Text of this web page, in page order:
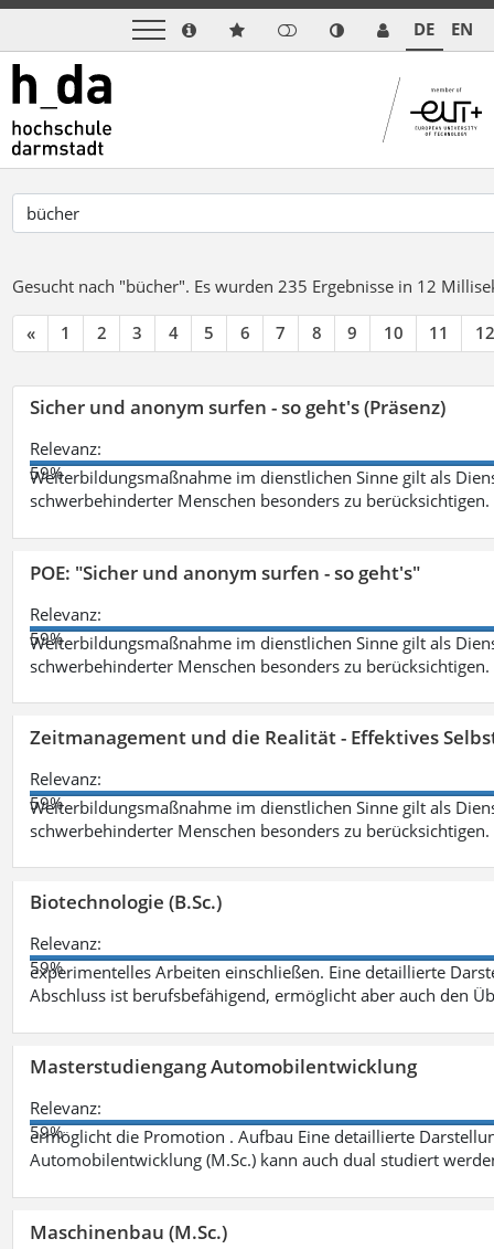
DE EN
Gesucht nach "bücher". Es wurden 235 Ergebnisse in 12
« 1 2 3 4 5 6 7 8 9 10 11 12
Sicher und anonym surfen - so geht's (Präsenz)
Relevanz:
59%
Weiterbildungsmaßnahme im dienstlichen Sinne gilt als
schwerbehinderter Menschen besonders zu berücksichtigen.
POE: "Sicher und anonym surfen - so geht's"
Relevanz:
59%
Weiterbildungsmaßnahme im dienstlichen Sinne gilt als
schwerbehinderter Menschen besonders zu berücksichtigen.
Zeitmanagement und die Realität - Effektives
Relevanz:
59%
Weiterbildungsmaßnahme im dienstlichen Sinne gilt als
schwerbehinderter Menschen besonders zu berücksichtigen.
Biotechnologie (B.Sc.)
Relevanz:
59%
experimentelles Arbeiten einschließen. Eine detaillierte
Abschluss ist berufsbefähigend, ermöglicht aber auch den
Masterstudiengang Automobilentwicklung
Relevanz:
59%
ermöglicht die Promotion . Aufbau Eine detaillierte
Automobilentwicklung (M.Sc.) kann auch dual studiert
Maschinenbau (M.Sc.)